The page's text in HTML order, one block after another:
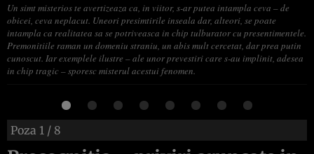
Un simt misterios te avertizeaza ca, in viitor, s-ar putea intampla ceva – de
obicei, ceva neplacut. Uneori presimtirile inseala dar, alteori, se poate
intampla ca realitatea sa se potriveasca in chip tulburator cu presentimentele.
Premonitiile raman un domeniu straniu, un abis mult cercetat, dar prea putin
cunoscut. Iar exemplele ilustre – ale unor prevestiri care s-au implinit, adesea
in chip tragic – sporesc misterul acestui fenomen.
Poza 1 / 8